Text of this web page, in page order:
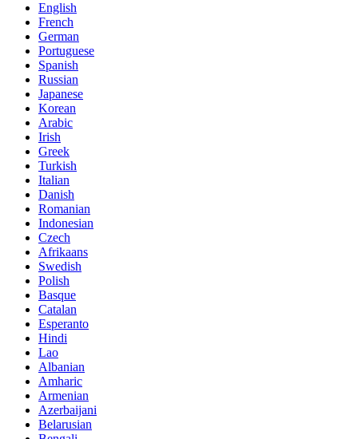
English
French
German
Portuguese
Spanish
Russian
Japanese
Korean
Arabic
Irish
Greek
Turkish
Italian
Danish
Romanian
Indonesian
Czech
Afrikaans
Swedish
Polish
Basque
Catalan
Esperanto
Hindi
Lao
Albanian
Amharic
Armenian
Azerbaijani
Belarusian